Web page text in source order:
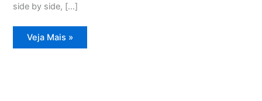
side by side, […]
Assistência
Técnica
Veja Mais »